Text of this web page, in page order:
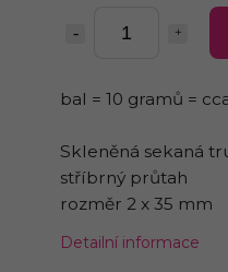
bal = 10 gramů =
Skleněná sekaná
stříbrný průtah
rozměr 2 x 35 mm
Detailní informace